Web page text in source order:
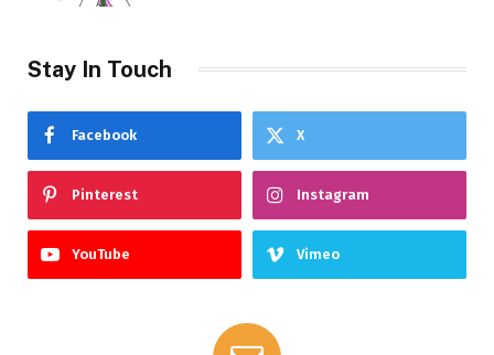
Stay In Touch
Facebook X
Pinterest Instagram
YouTube Vimeo